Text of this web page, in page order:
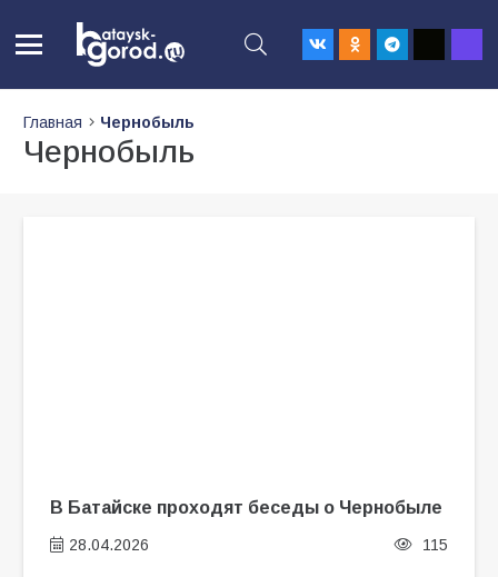
Главная Чернобыль
Чернобыль
В Батайске проходят беседы о Чернобыле
28.04.2026 115